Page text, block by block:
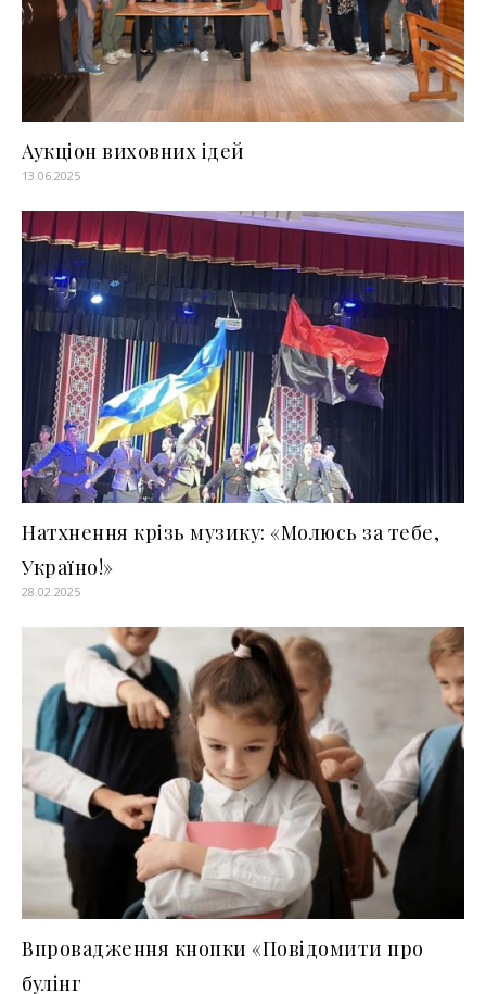
Аукціон виховних ідей
13.06.2025
Натхнення крізь музику: «Молюсь за тебе,
Україно!»
28.02.2025
Впровадження кнопки «Повідомити про
булінг